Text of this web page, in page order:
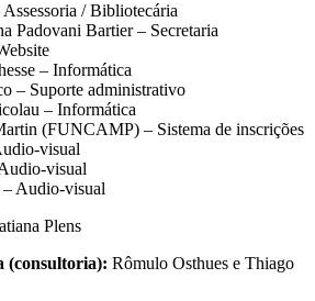
/ Bibliotecária
Padovani Bartier – Secretaria
– Informática
– Suporte administrativo
– Informática
(FUNCAMP) – Sistema de inscrições
visual
visual
– Audio-visual
Plens
(consultoria): Rômulo Osthues e Thiago